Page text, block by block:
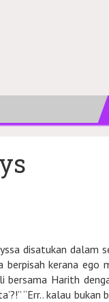
disatukan dalam
kerana ego
bersama Harith
“Err.. kalau